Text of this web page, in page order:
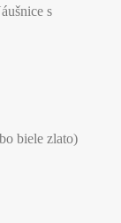
s
biele zlato)